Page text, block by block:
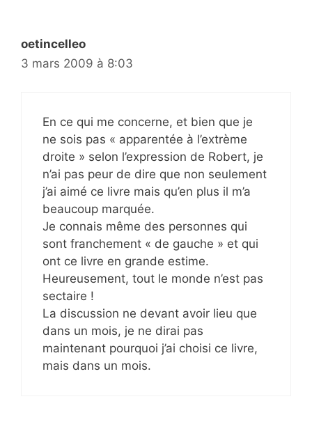
oetincelleo
3 mars 2009 à 8:03
En ce qui me concerne, et bien que je
ne sois pas « apparentée à l’extrème
droite » selon l’expression de Robert, je
n’ai pas peur de dire que non seulement
j’ai aimé ce livre mais qu’en plus il m’a
beaucoup marquée.
Je connais même des personnes qui
sont franchement « de gauche » et qui
ont ce livre en grande estime.
Heureusement, tout le monde n’est pas
sectaire !
La discussion ne devant avoir lieu que
dans un mois, je ne dirai pas
maintenant pourquoi j’ai choisi ce livre,
mais dans un mois.